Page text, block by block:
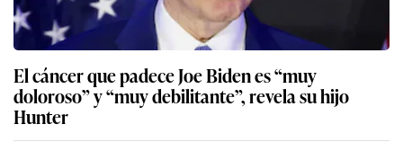
El cáncer que padece Joe Biden es “muy
doloroso” y “muy debilitante”, revela su hijo
Hunter